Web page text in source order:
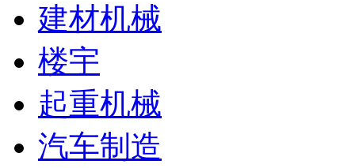
建材机械
楼宇
起重机械
汽车制造